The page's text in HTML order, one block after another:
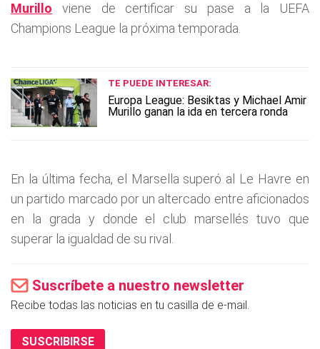
Murillo viene de certificar su pase a la UEFA
Champions League la próxima temporada.
TE PUEDE INTERESAR:
Europa League: Besiktas y Michael Amir
Murillo ganan la ida en tercera ronda
En la última fecha, el Marsella superó al Le Havre en
un partido marcado por un altercado entre aficionados
en la grada y donde el club marsellés tuvo que
superar la igualdad de su rival.
Suscríbete a nuestro newsletter
Recibe todas las noticias en tu casilla de e-mail.
SUSCRIBIRSE